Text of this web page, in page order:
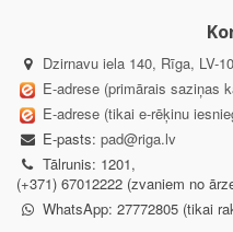
Dzirnavu iela 140, Rīga, LV-
E-adrese (primārais saziņas
E-adrese (tikai e-rēķinu
E-pasts: pad@riga.lv
Tālrunis: 1201,
(+371) 67012222 (zvaniem no
WhatsApp: 27772805 (tikai